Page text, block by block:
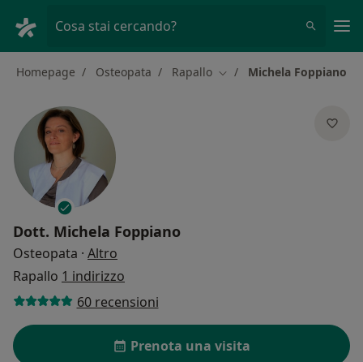
Cosa stai cercando?
Homepage Osteopata Rapallo Cambia città
Michela Foppiano
Dott. Michela Foppiano
Osteopata · Altro
Rapallo 1 indirizzo
60 recensioni
Prenota una visita